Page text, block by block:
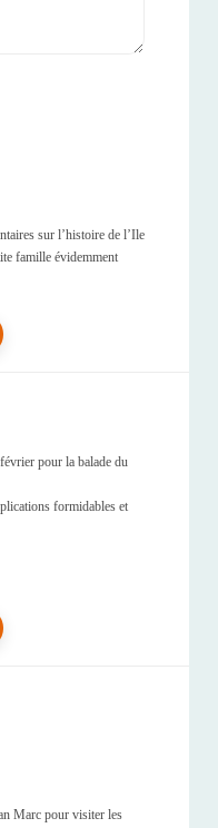
sur l’histoire de l’Ile
famille évidemment
pour la balade du
formidables et
Marc pour visiter les